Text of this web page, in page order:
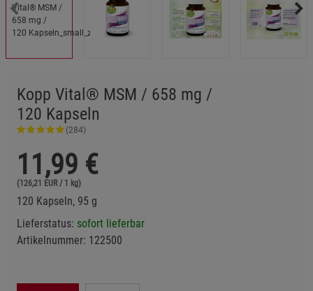
Kopp Vital® MSM / 658 mg /
120 Kapseln
(284)
11,99 €
(126,21 EUR / 1 kg)
120 Kapseln, 95 g
Lieferstatus: sofort lieferbar
Artikelnummer: 122500